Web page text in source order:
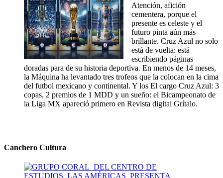
Atención, afición
cementera, porque el
presente es celeste y el
futuro pinta aún más
brillante. Cruz Azul no solo
está de vuelta: está
escribiendo páginas
doradas para de su historia deportiva. En menos de 14 meses,
la Máquina ha levantado tres trofeos que la colocan en la cima
del futbol mexicano y continental. Y los El cargo Cruz Azul: 3
copas, 2 premios de 1 MDD y un sueño: el Bicampeonato de
la Liga MX apareció primero en Revista digital Grítalo.
Canchero Cultura